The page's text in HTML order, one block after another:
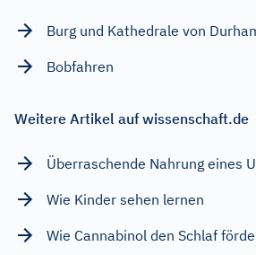
Burg und Kathedrale von
Bobfahren
Weitere Artikel auf wissenschaft.de
Überraschende Nahrung eines
Wie Kinder sehen lernen
Wie Cannabinol den Schlaf